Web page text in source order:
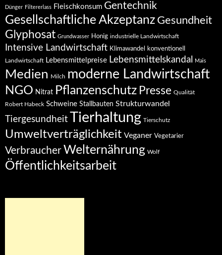
Dünger Filtererlass Fleischkonsum Gentechnik
Gesellschaftliche Akzeptanz Gesundheit
Glyphosat Grundwasser Honig industrielle Landwirtschaft
Intensive Landwirtschaft Klimawandel konventionell
Landwirtschaft Lebensmittelpreise Lebensmittelskandal Mais
Medien Milch moderne Landwirtschaft
NGO Nitrat Pflanzenschutz Presse Qualität
Robert Habeck Schweine Stallbauten Strukturwandel
Tiergesundheit Tierhaltung Tierschutz
Umweltverträglichkeit Veganer Vegetarier
VerbraucherWelternährung Wolf
Öffentlichkeitsarbeit